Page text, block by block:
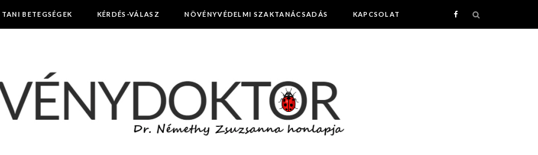
BETEGSÉGEK KÉRDÉS-VÁLASZ NÖVÉNYVÉDELMI SZAKTANÁCSADÁS KAPCSOLAT